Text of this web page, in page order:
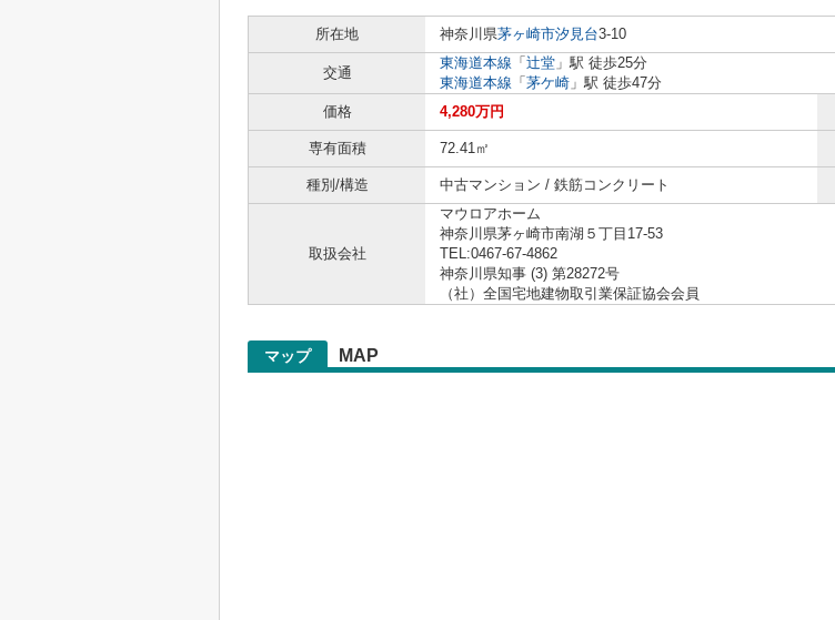
所在地
神奈川県茅ヶ崎市汐見台3-10
交通
東海道本線 「 辻堂 」駅 徒歩25分
東海道本線 「 茅ケ崎 」駅 徒歩47分
価格
4,280万円
専有面積 72.41㎡
種別/構造 中古マンション / 鉄筋コンクリート
取扱会社
マウロアホーム
神奈川県茅ヶ崎市南湖５丁目17-53
TEL:0467-67-4862
神奈川県知事 (3) 第28272号
（社）全国宅地建物取引業保証協会会員
マップ MAP